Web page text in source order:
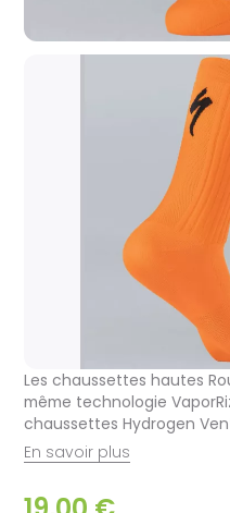
Les chaussettes hautes
même technologie
chaussettes Hydrogen
En savoir plus